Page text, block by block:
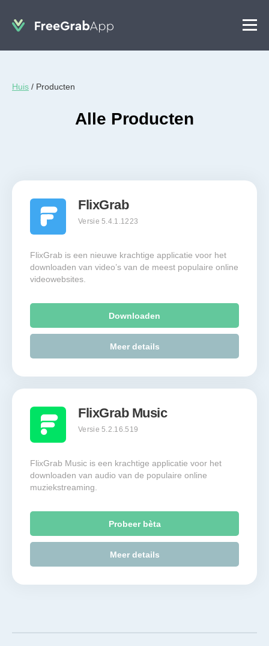
Huis / Producten
Alle Producten
FlixGrab
Versie 5.4.1.1223
FlixGrab is een nieuwe krachtige applicatie voor het
downloaden van video’s van de meest populaire online
videowebsites.
Downloaden
Meer details
FlixGrab Music
Versie 5.2.16.519
FlixGrab Music is een krachtige applicatie voor het
downloaden van audio van de populaire online
muziekstreaming.
Probeer bèta
Meer details